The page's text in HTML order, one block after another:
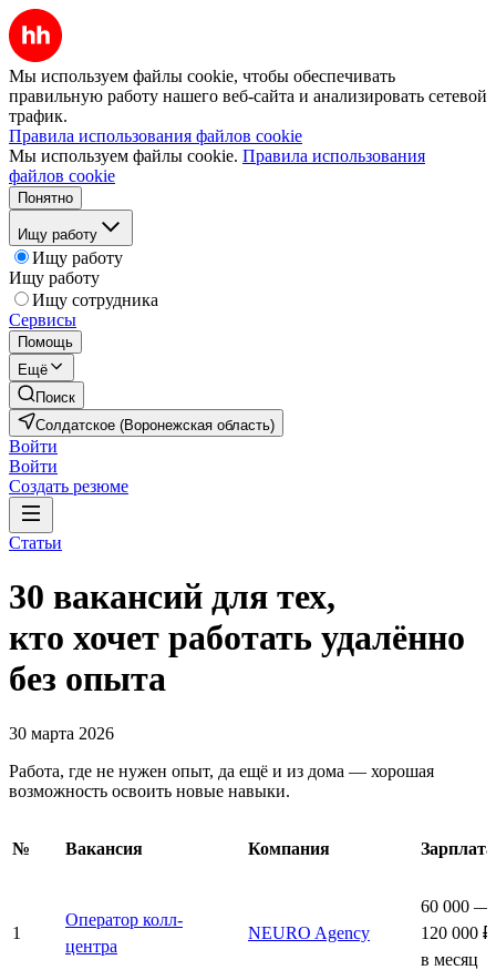
Мы используем файлы cookie, чтобы обеспечивать
правильную работу нашего веб-сайта и анализировать сетевой
трафик.
Правила использования файлов cookie
Мы используем файлы cookie. Правила использования
файлов cookie
Понятно
Ищу работу
Ищу работу
Ищу работу
Ищу сотрудника
Сервисы
Помощь
Ещё
Поиск
Солдатское (Воронежская область)
Войти
Войти
Создать резюме
Статьи
30 вакансий для тех,
кто хочет работать удалённо
без опыта
30 марта 2026
Работа, где не нужен опыт, да ещё и из дома — хорошая
возможность освоить новые навыки.
№ Вакансия Компания Зарплата
1
Оператор колл-
центра
NEURO Agency
60 000 —
120 000 ₽
в месяц